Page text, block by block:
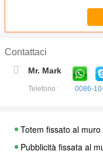
Contattaci
Mr. Mark
Telefono : 0086-
Totem fissato al
Pubblicità fissata al